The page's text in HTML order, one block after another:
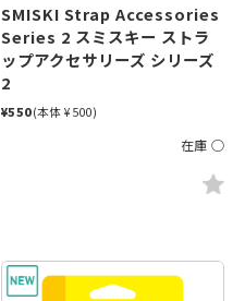
SMISKI Strap Accessories
Series 2 スミスキー ストラ
ップアクセサリーズ シリーズ
2
¥550(本体 ¥500)
在庫 ○